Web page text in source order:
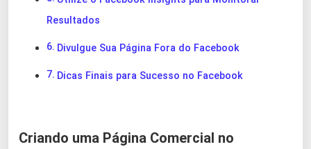
Resultados
Divulgue Sua Página Fora do Facebook
Dicas Finais para Sucesso no Facebook
Criando uma Página Comercial no